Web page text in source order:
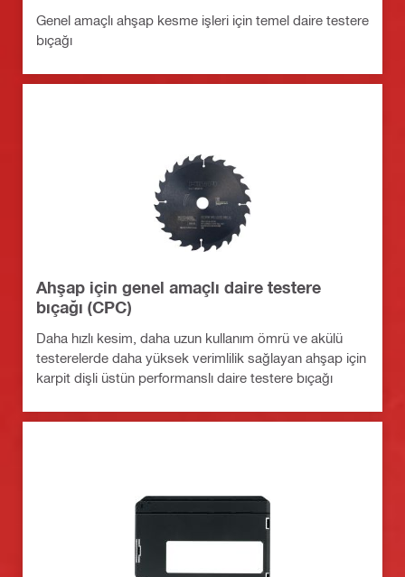
Genel amaçlı ahşap kesme işleri için temel daire testere
bıçağı
Ahşap için genel amaçlı daire testere
bıçağı (CPC)
Daha hızlı kesim, daha uzun kullanım ömrü ve akülü
testerelerde daha yüksek verimlilik sağlayan ahşap için
karpit dişli üstün performanslı daire testere bıçağı